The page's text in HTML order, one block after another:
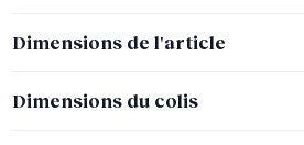
Dimensions de l'article
Dimensions du colis